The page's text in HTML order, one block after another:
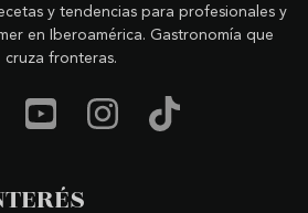
y tendencias para profesionales y
en Iberoamérica. Gastronomía que
cruza fronteras.